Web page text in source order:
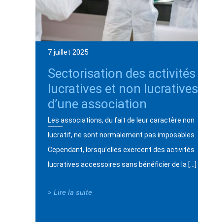
7 juillet 2025
Sectorisation des activités
lucratives et non lucratives
d’une association
Les associations, du fait de leur caractère non
lucratif, ne sont normalement pas imposables.
Cependant, lorsqu’elles exercent des activités
lucratives accessoires sans bénéficier de la […]
> Lire la suite